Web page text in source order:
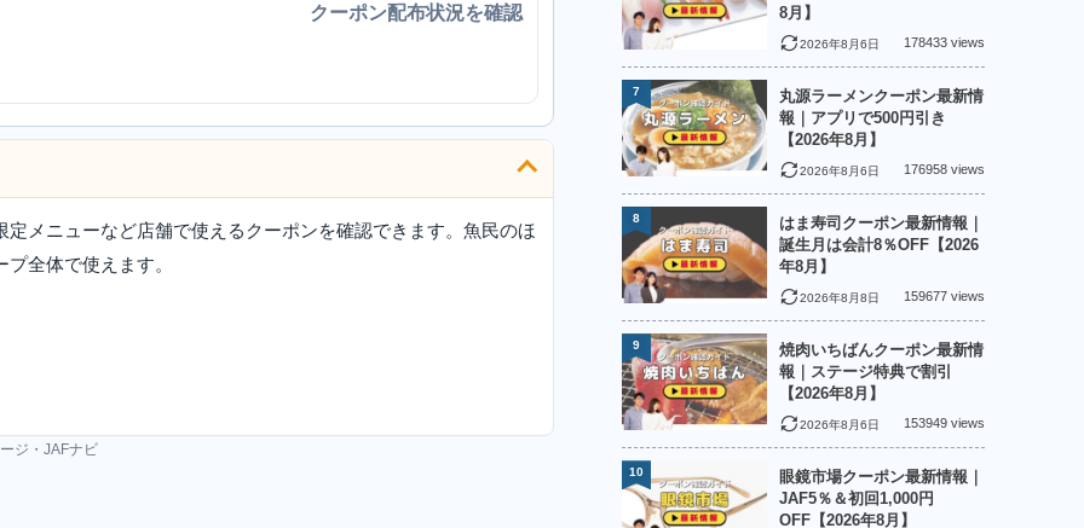
クーポン配布状況を確認
メニューなど店舗で使えるクーポンを確認できます。魚民のほ
全体で使えます。
ジ・JAFナビ
8月】
2026年8月6日 178433 views
丸源ラーメンクーポン最新情
報｜アプリで500円引き
【2026年8月】
2026年8月6日 176958 views
7
はま寿司クーポン最新情報｜
誕生月は会計8％OFF【2026
年8月】
2026年8月8日 159677 views
8
焼肉いちばんクーポン最新情
報｜ステージ特典で割引
【2026年8月】
2026年8月6日 153949 views
9
眼鏡市場クーポン最新情報｜
JAF5％＆初回1,000円
OFF【2026年8月】
10